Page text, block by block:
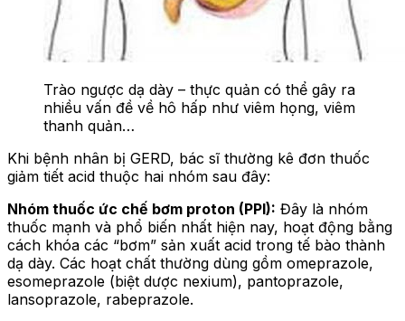
Trào ngược dạ dày – thực quản có thể gây ra
nhiều vấn đề về hô hấp như viêm họng, viêm
thanh quản…
Khi bệnh nhân bị GERD, bác sĩ thường kê đơn thuốc
giảm tiết acid thuộc hai nhóm sau đây:
Nhóm thuốc ức chế bơm proton (PPI): Đây là nhóm
thuốc mạnh và phổ biến nhất hiện nay, hoạt động bằng
cách khóa các “bơm” sản xuất acid trong tế bào thành
dạ dày. Các hoạt chất thường dùng gồm omeprazole,
esomeprazole (biệt dược nexium), pantoprazole,
lansoprazole, rabeprazole.